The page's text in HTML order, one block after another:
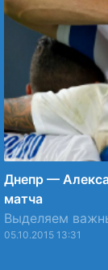
Днепр —
матча
Выделяем
05.10.2015 13:31